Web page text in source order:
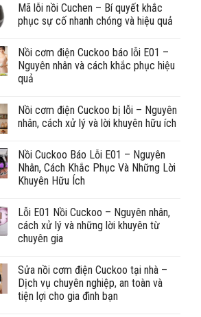
Mã lỗi nồi Cuchen – Bí quyết khắc
phục sự cố nhanh chóng và hiệu quả
Nồi cơm điện Cuckoo báo lỗi E01 –
Nguyên nhân và cách khắc phục hiệu
quả
Nồi cơm điện Cuckoo bị lỗi – Nguyên
nhân, cách xử lý và lời khuyên hữu ích
Nồi Cuckoo Báo Lỗi E01 – Nguyên
Nhân, Cách Khắc Phục Và Những Lời
Khuyên Hữu Ích
Lỗi E01 Nồi Cuckoo – Nguyên nhân,
cách xử lý và những lời khuyên từ
chuyên gia
Sửa nồi cơm điện Cuckoo tại nhà –
Dịch vụ chuyên nghiệp, an toàn và
tiện lợi cho gia đình bạn